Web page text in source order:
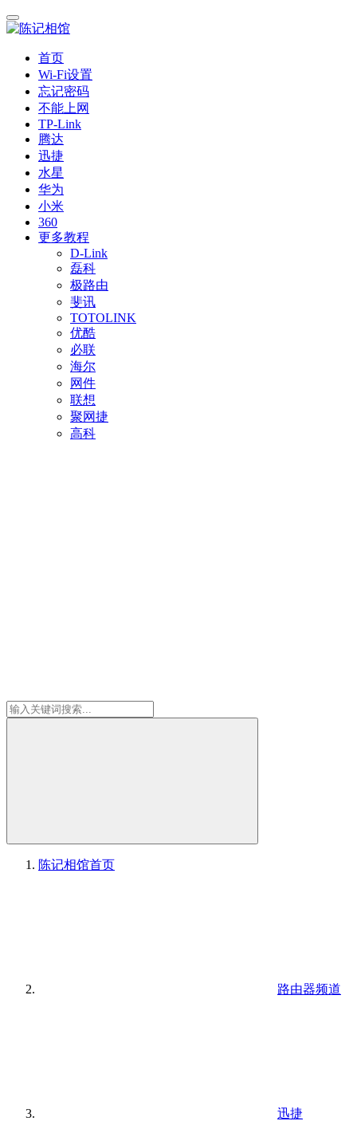
首页
Wi-Fi设置
忘记密码
不能上网
TP-Link
腾达
迅捷
水星
华为
小米
360
更多教程
D-Link
磊科
极路由
斐讯
TOTOLINK
优酷
必联
海尔
网件
联想
聚网捷
高科
陈记相馆首页
路由器频道
迅捷